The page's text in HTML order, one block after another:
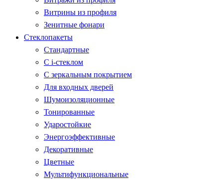
Витрины из профиля
Зенитные фонари
Стеклопакеты
Стандартные
С i-стеклом
С зеркальным покрытием
Для входных дверей
Шумоизоляционные
Тонированные
Ударостойкие
Энергоэффективные
Декоративные
Цветные
Мультифункциональные